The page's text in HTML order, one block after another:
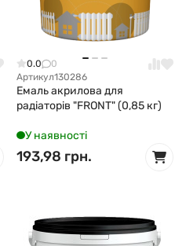
0.0
0
Артикул130286
Емаль акрилова для
радіаторів "FRONT" (0,85 кг)
У наявності
193,98 грн.